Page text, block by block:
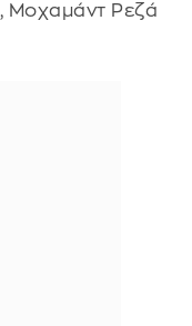
, Μοχαμάντ Ρεζά